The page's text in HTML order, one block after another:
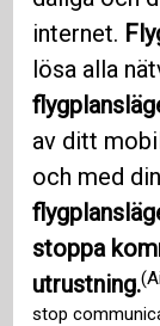
internet.
lösa alla
av ditt
och med din
stoppa
utrustning.
stop